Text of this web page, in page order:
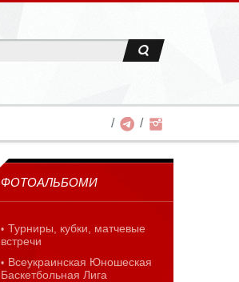
ФОТОАЛЬБОМИ
Турниры, кубки, матчевые
встречи
Всеукраинская Юношеская
Баскетбольная Лига